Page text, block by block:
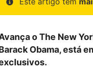
o The New
Obama, está